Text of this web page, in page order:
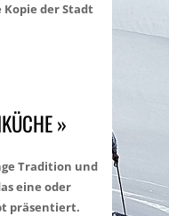
der Stadt
»
Tradition und
eine oder
präsentiert.